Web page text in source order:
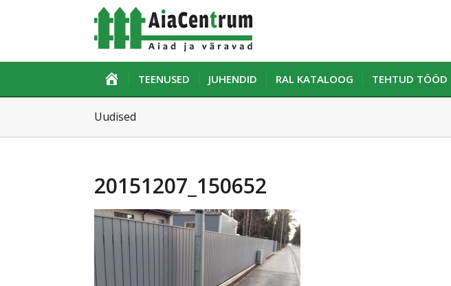
ESILEHT
TEENUSED JUHENDID RAL KATALOOG TEHTUD TÖÖD
Uudised
20151207_150652